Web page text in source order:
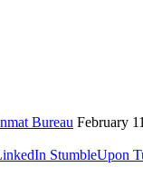
Bureau February
StumbleUpon